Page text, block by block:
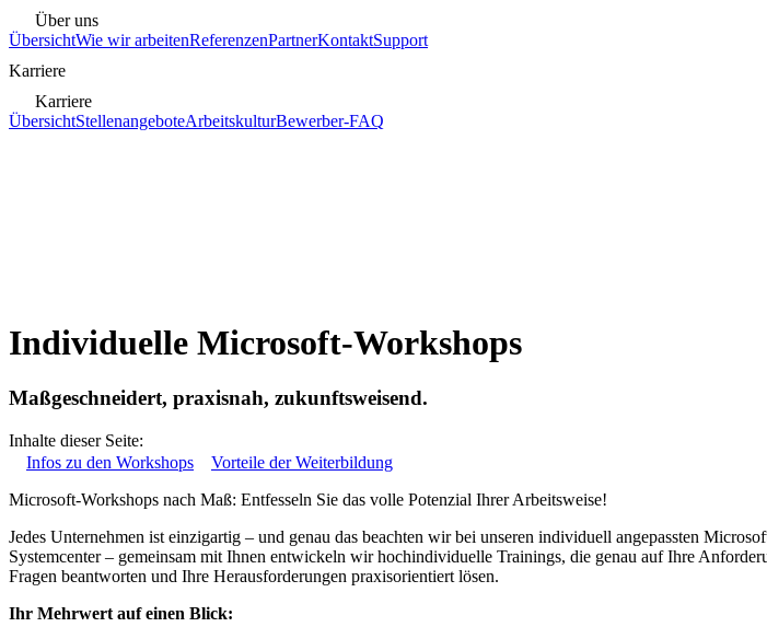
Über uns
ÜbersichtWie wir arbeitenReferenzenPartnerKontaktSupport
Karriere
Karriere
ÜbersichtStellenangeboteArbeitskulturBewerber-FAQ
Individuelle Microsoft-Workshops
Maßgeschneidert, praxisnah, zukunftsweisend.
Inhalte dieser Seite:
Infos zu den Workshops
Vorteile der Weiterbildung
Microsoft-Workshops nach Maß: Entfesseln Sie das volle Potenzial Ihrer Arbeitsweise!
Jedes Unternehmen ist einzigartig – und genau das beachten wir bei unseren individuell angepassten
Systemcenter – gemeinsam mit Ihnen entwickeln wir hochindividuelle Trainings, die genau auf Ihre
Fragen beantworten und Ihre Herausforderungen praxisorientiert lösen.
Ihr Mehrwert auf einen Blick: